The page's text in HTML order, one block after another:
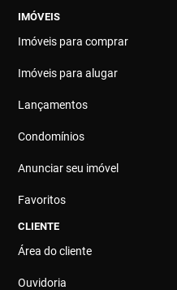
IMÓVEIS
Imóveis para comprar
Imóveis para alugar
Lançamentos
Condomínios
Anunciar seu imóvel
Favoritos
CLIENTE
Área do cliente
Ouvidoria